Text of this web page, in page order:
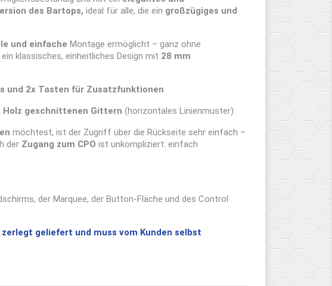
des Bartops, ideal für alle, die ein großzügiges und
und einfache Montage ermöglicht – ganz ohne
klassisches, einheitliches Design mit 28 mm
und 2x Tasten für Zusatzfunktionen
Holz geschnittenen Gittern (horizontales Linienmuster).
möchtest, ist der Zugriff über die Rückseite sehr einfach –
der Zugang zum CPO ist unkompliziert: einfach
der Marquee, der Button-Fläche und des Control
geliefert und muss vom Kunden selbst